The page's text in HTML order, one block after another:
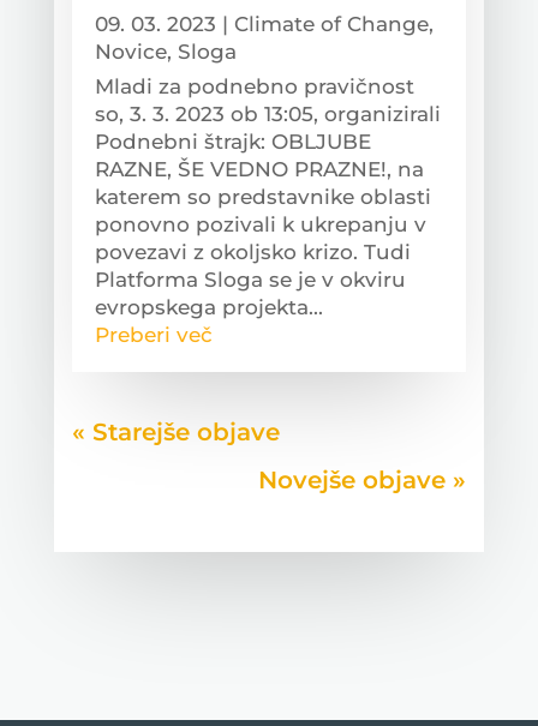
09. 03. 2023 | Climate of Change,
Novice, Sloga
Mladi za podnebno pravičnost
so, 3. 3. 2023 ob 13:05, organizirali
Podnebni štrajk: OBLJUBE
RAZNE, ŠE VEDNO PRAZNE!, na
katerem so predstavnike oblasti
ponovno pozivali k ukrepanju v
povezavi z okoljsko krizo. Tudi
Platforma Sloga se je v okviru
evropskega projekta...
Preberi več
« Older Entries